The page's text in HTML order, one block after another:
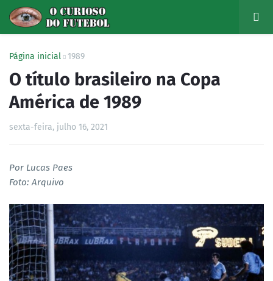
Página inicial 1989
O título brasileiro na Copa
América de 1989
sexta-feira, julho 16, 2021
Por Lucas Paes
Foto: Arquivo